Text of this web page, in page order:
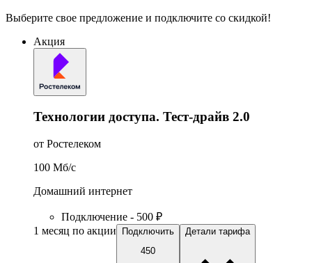
Выберите свое предложение и подключите со скидкой!
Акция
Технологии доступа. Тест-драйв 2.0
от Ростелеком
100 Мб/c
Домашний интернет
Подключение - 500 ₽
1 месяц по акции
Подключить
450
Детали тарифа